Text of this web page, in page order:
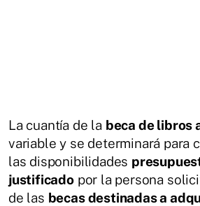
La cuantía de la beca de libros
variable y se determinará para
las disponibilidades
justificadopor la persona
de las becas destinadas a